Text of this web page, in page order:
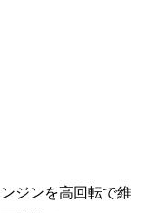
ジンを高回転で維